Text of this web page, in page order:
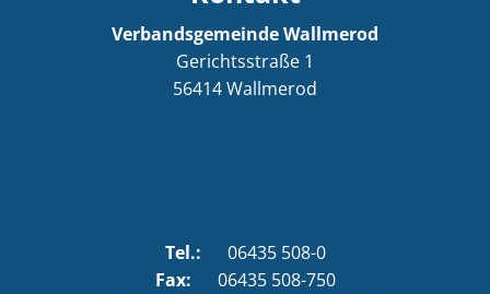
Verbandsgemeinde Wallmerod
Gerichtsstraße 1
56414Wallmerod
Tel.:
06435 508-0
Fax: 06435 508-750